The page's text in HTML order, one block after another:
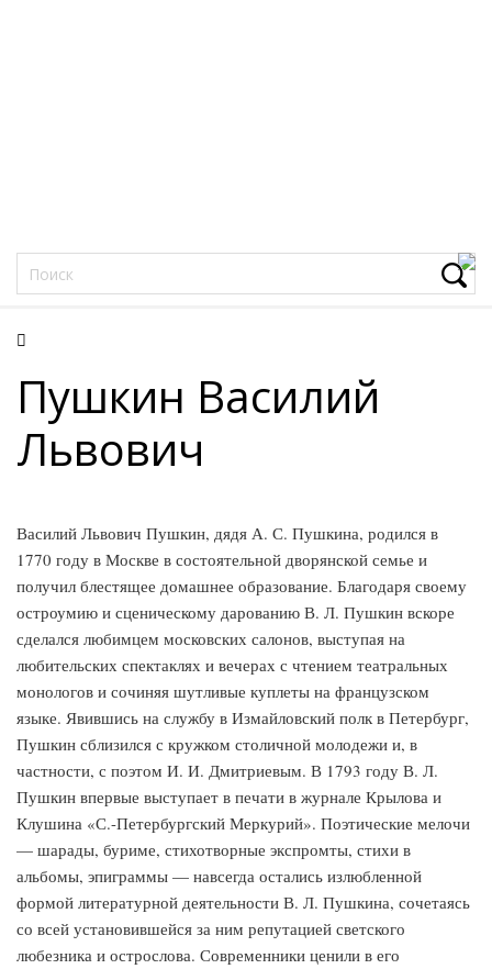
Пушкин Василий
Львович
Василий Львович Пушкин, дядя А. С. Пушкина, родился в
1770 году в Москве в состоятельной дворянской семье и
получил блестящее домашнее образование. Благодаря своему
остроумию и сценическому дарованию В. Л. Пушкин вскоре
сделался любимцем московских салонов, выступая на
любительских спектаклях и вечерах с чтением театральных
монологов и сочиняя шутливые куплеты на французском
языке. Явившись на службу в Измайловский полк в Петербург,
Пушкин сблизился с кружком столичной молодежи и, в
частности, с поэтом И. И. Дмитриевым. В 1793 году В. Л.
Пушкин впервые выступает в печати в журнале Крылова и
Клушина «С.-Петербургский Меркурий». Поэтические мелочи
— шарады, буриме, стихотворные экспромты, стихи в
альбомы, эпиграммы — навсегда остались излюбленной
формой литературной деятельности В. Л. Пушкина, сочетаясь
со всей установившейся за ним репутацией светского
любезника и острослова. Современники ценили в его